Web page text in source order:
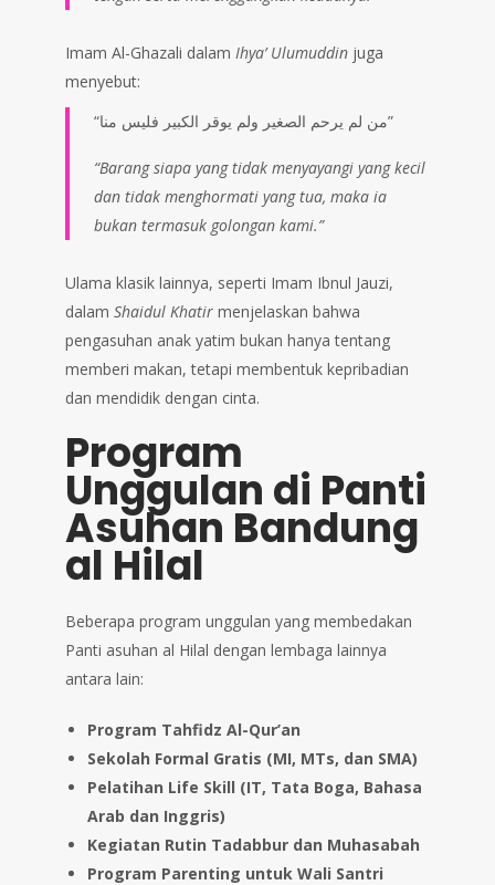
Imam Al-Ghazali dalam Ihya’ Ulumuddin juga
menyebut:
“من لم يرحم الصغير ولم يوقر الكبير فليس منا”
“Barang siapa yang tidak menyayangi yang kecil
dan tidak menghormati yang tua, maka ia
bukan termasuk golongan kami.”
Ulama klasik lainnya, seperti Imam Ibnul Jauzi,
dalam Shaidul Khatir menjelaskan bahwa
pengasuhan anak yatim bukan hanya tentang
memberi makan, tetapi membentuk kepribadian
dan mendidik dengan cinta.
Program
Unggulan di Panti
Asuhan Bandung
al Hilal
Beberapa program unggulan yang membedakan
Panti asuhan al Hilal dengan lembaga lainnya
antara lain:
Program Tahfidz Al-Qur’an
Sekolah Formal Gratis (MI, MTs, dan SMA)
Pelatihan Life Skill (IT, Tata Boga, Bahasa
Arab dan Inggris)
Kegiatan Rutin Tadabbur dan Muhasabah
Program Parenting untuk Wali Santri